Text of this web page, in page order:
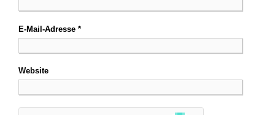
E-Mail-Adresse *
Website